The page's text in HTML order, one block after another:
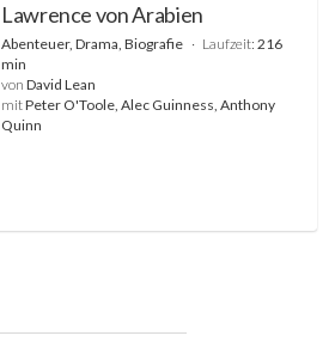
Lawrence von Arabien
Abenteuer, Drama, Biografie Laufzeit: 216
min
von David Lean
mitPeter O'Toole, Alec Guinness, Anthony
Quinn